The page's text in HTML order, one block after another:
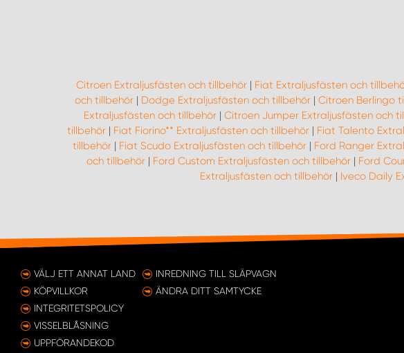
Citroen Extraljusfästen och tillbehör | Fiat Extraljusfästen och
och tillbehör | Dodge Extraljusfästen och tillbehör | Citroen Berlingo
Extraljusfästen och tillbehör | Citroen Jumper Extraljusfästen och
tillbehör | Fiat Fiorino** Extraljusfästen och tillbehör | Fiat Talento
tillbehör | Fiat Scudo Extraljusfästen och tillbehör | Ford Ranger
och tillbehör| Ford Custom Extraljusfästen och tillbehör| Ford
Extraljusfästen och tillbehör| Iveco Daily
VÄLJ ETT ANNAT LAND
KÖPVILLKOR
INTEGRITETSPOLICY
VISSELBLÅSNING
UPPFÖRANDEKOD
INREDNING TILL SLÄPVAGN
ÄNDRA DITT SAMTYCKE